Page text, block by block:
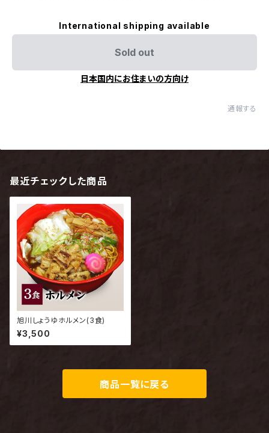
International shipping available
Sold out
日本国内にお住まいの方向け
通報する
最近チェックした商品
旭川しょうゆホルメン(3食)
¥3,500
商品一覧に戻る